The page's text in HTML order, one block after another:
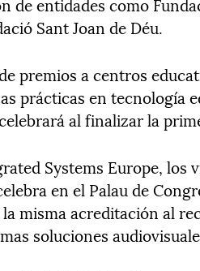
Sant Joan de Déu.
premios a centros
prácticas en tecnología
al finalizar la
Systems Europe, los
en el Palau de
misma acreditación al
soluciones